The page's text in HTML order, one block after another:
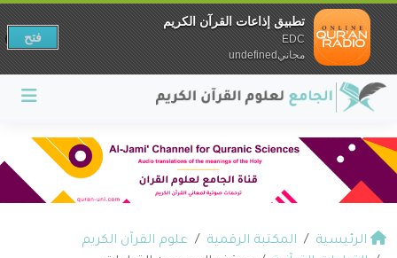
الرئيسية المكتبة الرقمية
علوم القرآن الكريم
تطبيق إذاعات القرآن الكريم
EDC
مجانيundefined
فتح